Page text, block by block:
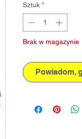
Sztuk *
Brak w magazynie
Powiadom,